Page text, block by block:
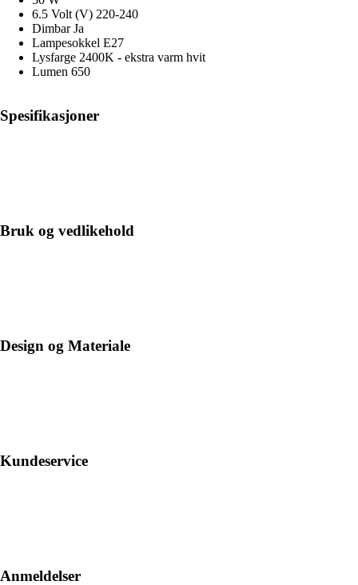
6.5 Volt (V) 220-240
Dimbar Ja
Lampesokkel E27
Lysfarge 2400K - ekstra varm hvit
Lumen 650
Spesifikasjoner
Bruk og vedlikehold
Design og Materiale
Kundeservice
Anmeldelser